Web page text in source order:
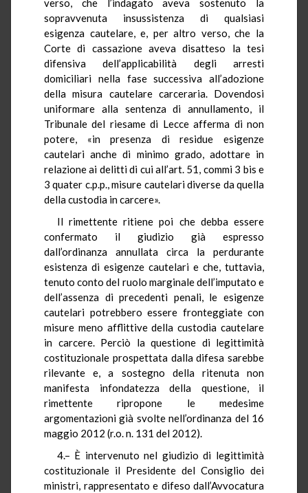
verso, che l’indagato aveva sostenuto la
sopravvenuta insussistenza di qualsiasi
esigenza cautelare, e, per altro verso, che la
Corte di cassazione aveva disatteso la tesi
difensiva dell’applicabilità degli arresti
domiciliari nella fase successiva all’adozione
della misura cautelare carceraria. Dovendosi
uniformare alla sentenza di annullamento, il
Tribunale del riesame di Lecce afferma di non
potere, «in presenza di residue esigenze
cautelari anche di minimo grado, adottare in
relazione ai delitti di cui all’art. 51, commi 3 bis e
3 quater c.p.p., misure cautelari diverse da quella
della custodia in carcere».
Il rimettente ritiene poi che debba essere
confermato il giudizio già espresso
dall’ordinanza annullata circa la perdurante
esistenza di esigenze cautelari e che, tuttavia,
tenuto conto del ruolo marginale dell’imputato e
dell’assenza di precedenti penali, le esigenze
cautelari potrebbero essere fronteggiate con
misure meno afflittive della custodia cautelare
in carcere. Perciò la questione di legittimità
costituzionale prospettata dalla difesa sarebbe
rilevante e, a sostegno della ritenuta non
manifesta infondatezza della questione, il
rimettente ripropone le medesime
argomentazioni già svolte nell’ordinanza del 16
maggio 2012 (r.o. n. 131 del 2012).
4.– È intervenuto nel giudizio di legittimità
costituzionale il Presidente del Consiglio dei
ministri, rappresentato e difeso dall’Avvocatura